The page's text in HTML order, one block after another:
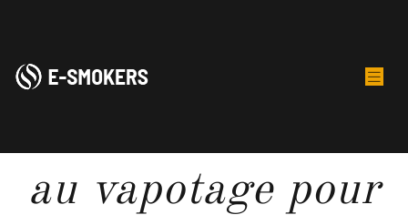
au vapotage pour